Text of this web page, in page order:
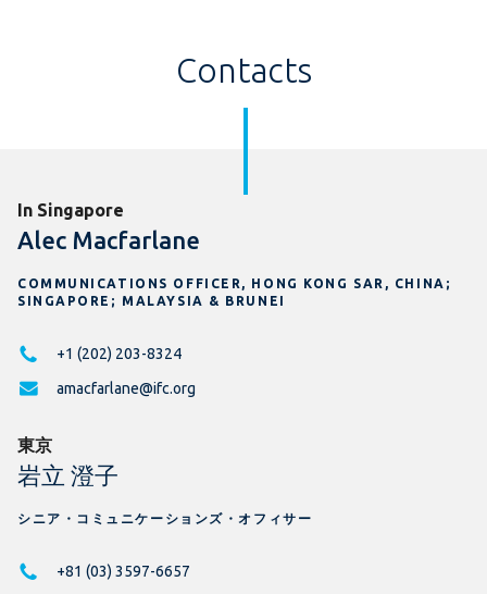
Contacts
In Singapore
Alec Macfarlane
COMMUNICATIONS OFFICER, HONG KONG SAR, CHINA;
SINGAPORE; MALAYSIA & BRUNEI
+1 (202) 203-8324
amacfarlane@ifc.org
東京
岩立 澄子
シニア・コミュニケーションズ・オフィサー
+81 (03) 3597-6657